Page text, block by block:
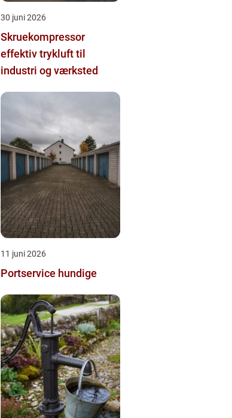
30 juni 2026
Skruekompressor
effektiv trykluft til
industri og værksted
11 juni 2026
Portservice hundige